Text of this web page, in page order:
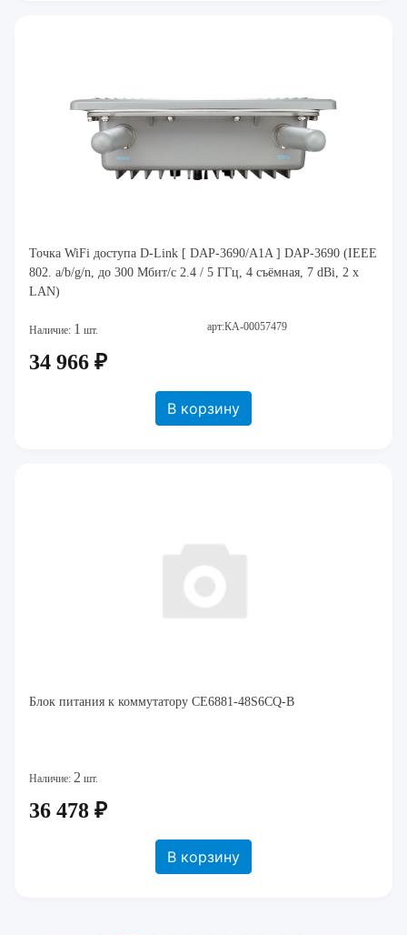
Точка WiFi доступа D-Link [ DAP-3690/A1A ] DAP-3690 (IEEE
802. a/b/g/n, до 300 Мбит/с 2.4 / 5 ГГц, 4 съёмная, 7 dBi, 2 x
LAN)
Наличие: 1 шт. арт:КА-00057479
34 966 ₽
В корзину
Блок питания к коммутатору CE6881-48S6CQ-B
Наличие: 2 шт.
36 478 ₽
В корзину